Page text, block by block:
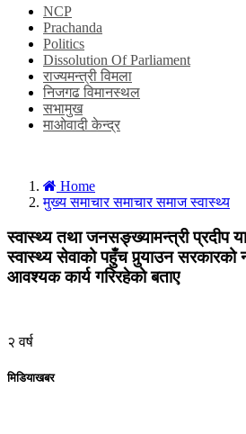
NCP
Prachanda
Politics
Dissolution Of Parliament
राज्यमन्त्री विमला
निजगढ विमानस्थल
सभामुख
माओवादी केन्द्र
Home
मुख्य समाचारसमाचारसमाजस्वास्थ्य
स्वास्थ्य तथा जनसङ्ख्यामन्त्री प्रदीप
स्वास्थ्य सेवाको पहुँच पुर्‍याउन सरकारको
आवश्यक कार्य गरिरहेको बताए
२ वर्ष
मिडियाखबर